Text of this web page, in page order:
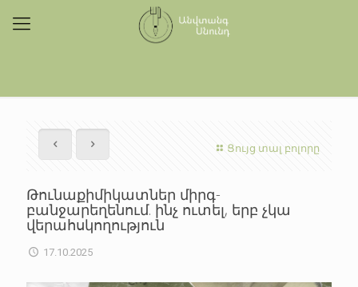
Ցույց տալ բոլորը
Թունաքիմիկատներ միրգ-
բանջարեղենում. ինչ ուտել, երբ չկա
վերահսկողություն
17.10.2025